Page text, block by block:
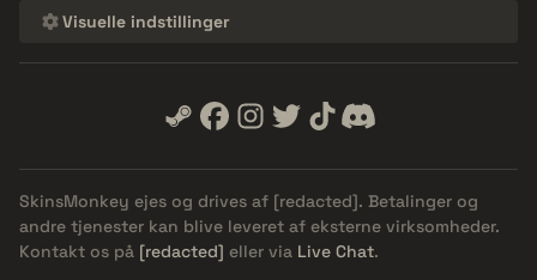
Visuelle indstillinger
SkinsMonkey ejes og drives af [redacted]. Betalinger og
andre tjenester kan blive leveret af eksterne virksomheder.
Kontakt os på [redacted] eller via Live Chat.